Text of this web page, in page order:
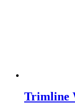
Trimline